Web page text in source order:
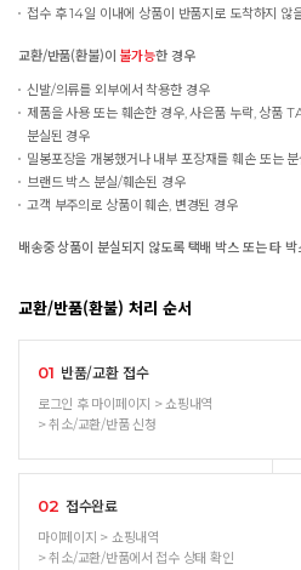
접수 후 14일 이내에 상품이 반품지로 도착하지 않
교환/반품(환불)이 불가능한 경우
신발/의류를 외부에서 착용한 경우
제품을 사용 또는 훼손한 경우, 사은품 누락, 상품
분실된 경우
밀봉포장을 개봉했거나 내부 포장재를 훼손 또는
브랜드 박스 분실/훼손된 경우
고객 부주의로 상품이 훼손, 변경된 경우
배송중 상품이 분실되지 않도록 택배 박스 또는 타
교환/반품(환불) 처리 순서
01 반품/교환 접수
로그인 후 마이페이지 > 쇼핑내역
> 취소/교환/반품 신청
02 접수완료
마이페이지 > 쇼핑내역
> 취소/교환/반품에서 접수 상태 확인